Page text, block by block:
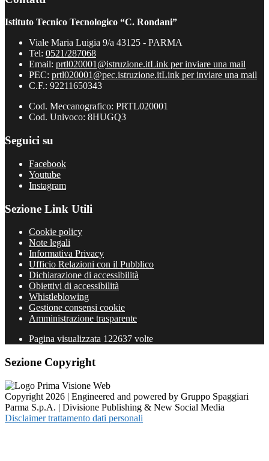
Istituto Tecnico Tecnologico “C. Rondani”
Viale Maria Luigia 9/a 43125 - PARMA
Tel: 0521/287068
Email: prtl020001@istruzione.itLink per inviare una mail
PEC: prtl020001@pec.istruzione.itLink per inviare una mail
C.F.: 92211650343
Cod. Meccanografico: PRTL020001
Cod. Univoco: 8HUGQ3
Seguici su
Facebook
Youtube
Instagram
Sezione Link Utili
Cookie policy
Note legali
Informativa Privacy
Ufficio Relazioni con il Pubblico
Dichiarazione di accessibilità
Obiettivi di accessibilità
Whistleblowing
Gestione consensi cookie
Amministrazione trasparente
Pagina visualizzata 122637 volte
Sezione Copyright
Copyright 2026 | Engineered and powered by Gruppo Spaggiari
Parma S.p.A. | Divisione Publishing & New Social Media
Disclaimer trattamento dati personali